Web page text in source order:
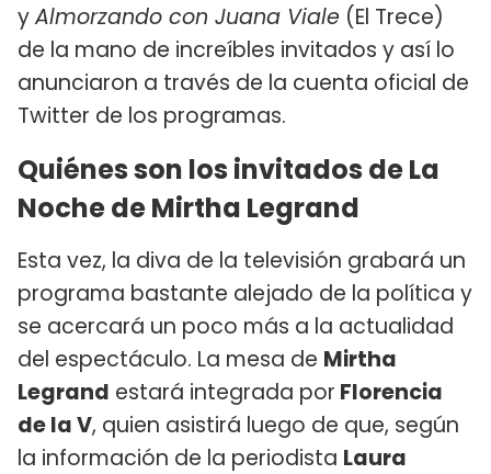
yAlmorzando con Juana Viale (El Trece)
de la mano de increíbles invitados y así lo
anunciaron a través de la cuenta oficial de
Twitter de los programas.
Quiénes son los invitados de La
Noche de Mirtha Legrand
Esta vez, la diva de la televisión grabará un
programa bastante alejado de la política y
se acercará un poco más a la actualidad
del espectáculo. La mesa de Mirtha
Legrand estará integrada por Florencia
de la V, quien asistirá luego de que, según
la información de la periodista Laura